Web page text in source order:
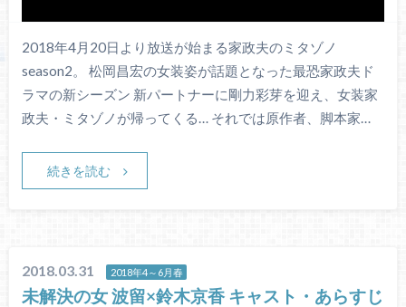
2018年4月20日より放送が始まる家政夫のミタゾノ
season2。 松岡昌宏の女装姿が話題となった最恐家政夫ド
ラマの新シーズン 新パートナーに剛力彩芽を迎え、女装家
政夫・ミタゾノが帰ってくる… それでは原作者、脚本家…
続きを読む
2018.03.31 2018年4～6月春
未解決の女 波留×鈴木京香 キャスト・あらすじ